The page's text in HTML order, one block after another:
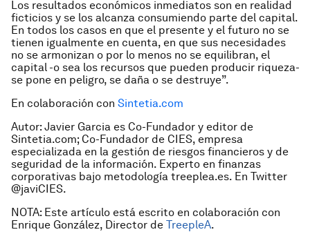
Los resultados económicos inmediatos son en realidad
ficticios y se los alcanza consumiendo parte del capital.
En todos los casos en que el presente y el futuro no se
tienen igualmente en cuenta, en que sus necesidades
no se armonizan o por lo menos no se equilibran, el
capital -o sea los recursos que pueden producir riqueza-
se pone en peligro, se daña o se destruye”.
En colaboración con Sintetia.com
Autor: Javier Garcia es Co-Fundador y editor de
Sintetia.com; Co-Fundador de CIES, empresa
especializada en la gestión de riesgos financieros y de
seguridad de la información. Experto en finanzas
corporativas bajo metodología treeplea.es. En Twitter
@javiCIES.
NOTA: Este artículo está escrito en colaboración con
Enrique González, Director de TreepleA.